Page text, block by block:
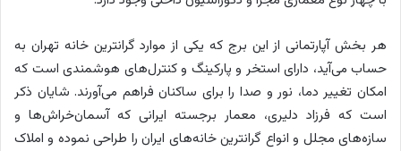
هر بخش آپارتمانی از این برج که یکی از موارد گرانترین خانه تهران به
حساب می‌آید، دارای استخر و پارکینگ و کنترل‌های هوشمندی است که
امکان تغییر دما، نور و صدا را برای ساکنان فراهم می‌‌آورند. شایان ذکر
است که فرزاد دلیری، معمار برجسته ایرانی که آسمان‌خراش‌ها و
سازه‌های مجلل و انواع گرانترین خانه‌های ایران را طراحی نموده و املاک